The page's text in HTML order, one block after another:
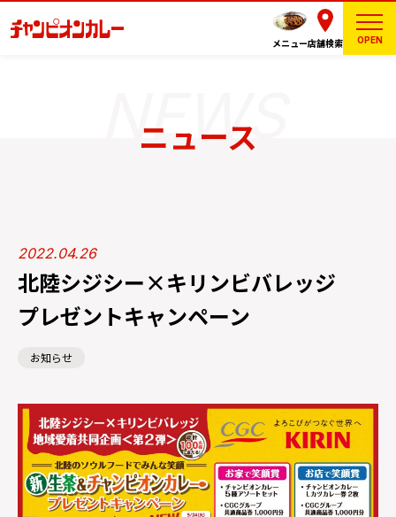
メニュー店舗検索 OPEN
ニュース
2022.04.26
北陸シジシー×キリンビバレッジ
プレゼントキャンペーン
お知らせ